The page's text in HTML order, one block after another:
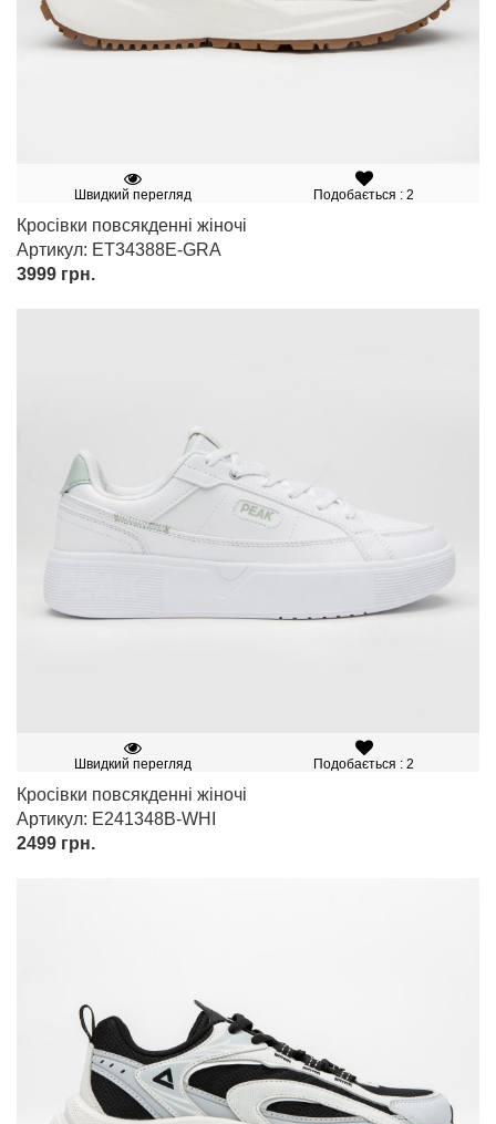
Швидкий перегляд Подобається : 2
Кросівки повсякденні жіночі
Артикул: ET34388E-GRA
3999 грн.
Швидкий перегляд Подобається : 2
Кросівки повсякденні жіночі
Артикул: E241348B-WHI
2499 грн.